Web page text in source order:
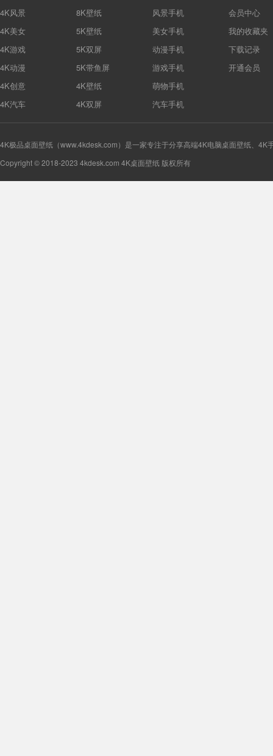
4K风景
4K美女
4K游戏
4K动漫
4K创意
4K汽车
8K壁纸
5K壁纸
5K双屏
5K带鱼屏
4K壁纸
4K双屏
风景手机
美女手机
动漫手机
游戏手机
萌物手机
汽车手机
会员中心
我的收藏夹
下载记录
开通会员
4K极品桌面壁纸（www.4kdesk.com）是一家专注于分享高端4K电脑桌面壁纸、4K
Copyright © 2018-2023 4kdesk.com 4K桌面壁纸 版权所有